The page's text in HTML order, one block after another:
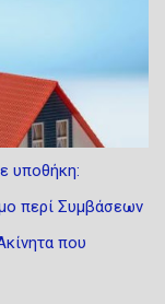
υποθήκη:
περί Συμβάσεων
που